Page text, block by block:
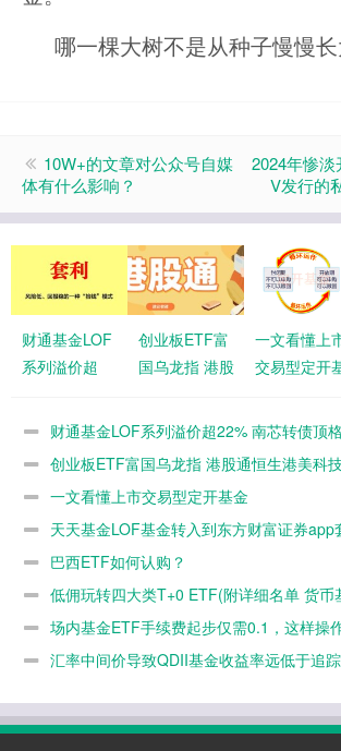
哪一棵大树不是从种子慢慢长
10W+的文章对公众号自媒
体有什么影响？
2024年惨
V发行的
财通基金LOF
系列溢价超
债顶格申购
创业板ETF富
国乌龙指 港股
技
参与SpaceX
南芯转债申购
一文看懂上
交易型定开
财通基金LOF系列溢价超22% 南芯转债顶
创业板ETF富国乌龙指 港股通恒生港美科
SpaceX 南芯转债申购
一文看懂上市交易型定开基金
天天基金LOF基金转入到东方财富证券app
巴西ETF如何认购？
低佣玩转四大类T+0 ETF(附详细名单 货币
券 跨境ETF）
场内基金ETF手续费起步仅需0.1，这样操
续费的ETF
汇率中间价导致QDII基金收益率远低于追